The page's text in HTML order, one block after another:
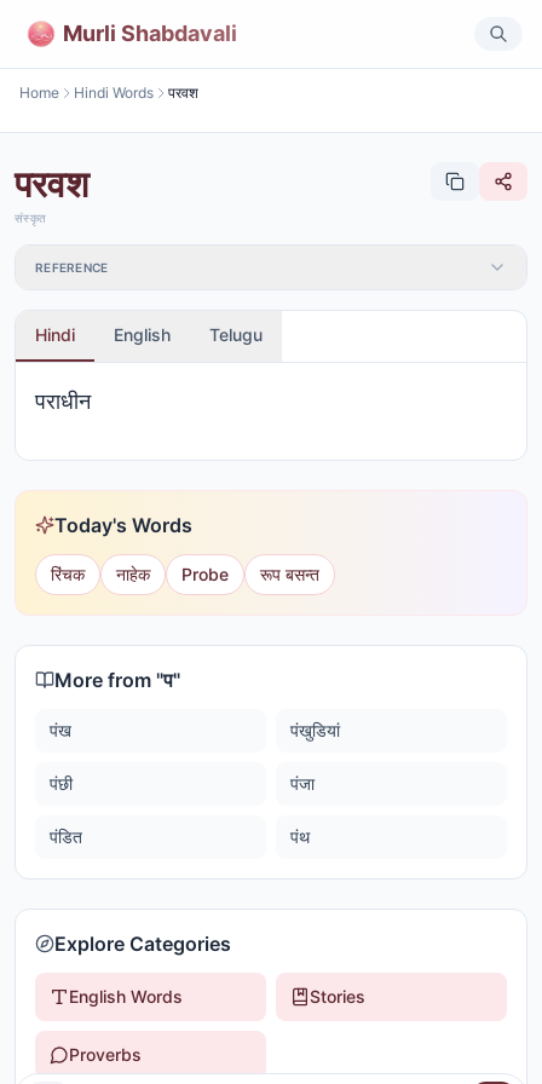
Murli Shabdavali
Home Hindi Words परवश
परवश
संस्कृत
REFERENCE
Hindi English Telugu
पराधीन
Today's Words
रिंचक नाहेक Probe रूप बसन्त
More from "प"
पंख पंखुडियां
पंछी पंजा
पंडित पंथ
Explore Categories
English Words Stories
Proverbs